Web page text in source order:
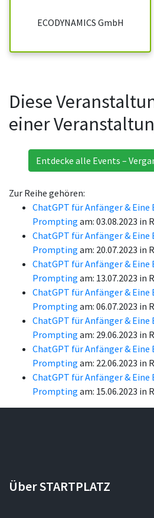
ECODYNAMICS GmbH
Diese
einer
Entdecke alle Events –
Zur Reihe gehören:
ChatGPT für Anfänger &
Prompting am: 03.08.2023 in
ChatGPT für Anfänger &
Prompting am: 20.07.2023 in
ChatGPT für Anfänger &
Prompting am: 13.07.2023 in
ChatGPT für Anfänger &
Prompting am: 06.07.2023 in
ChatGPT für Anfänger &
Prompting am: 29.06.2023 in
ChatGPT für Anfänger &
Prompting am: 22.06.2023 in
ChatGPT für Anfänger &
Prompting am: 15.06.2023 in
Über STARTPLATZ